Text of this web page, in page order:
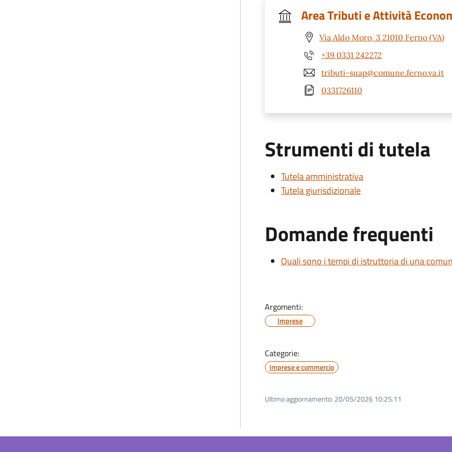
Area Tributi e Attività
Via Aldo Moro, 3 21010 Ferno (VA)
+39 0331 242272
tributi-suap@comune.ferno.va.it
0331726110
Strumenti di tutela
Tutela amministrativa
Tutela giurisdizionale
Domande frequenti
Quali sono i tempi di istruttoria di una
Argomenti:
Imprese
Categorie:
Imprese e commercio
Ultimo aggiornamento: 20/05/2026 10:25.11